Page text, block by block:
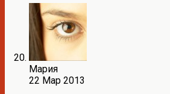
Мария
22 Мар 2013